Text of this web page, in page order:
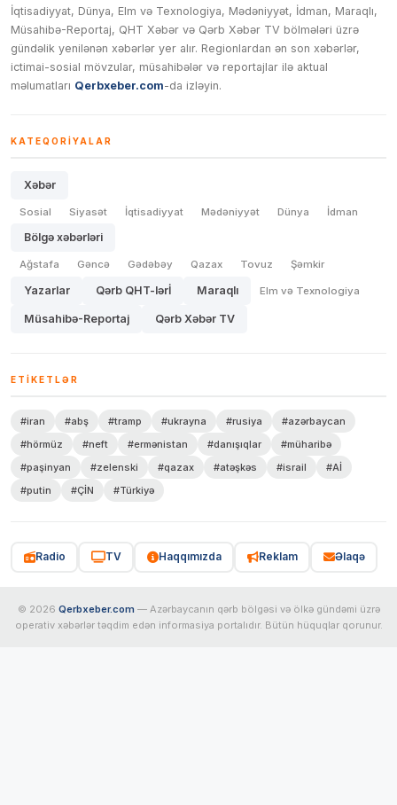
İqtisadiyyat, Dünya, Elm və Texnologiya, Mədəniyyət, İdman, Maraqlı,
Müsahibə-Reportaj, QHT Xəbər və Qərb Xəbər TV bölmələri üzrə
gündəlik yenilənən xəbərlər yer alır. Regionlardan ən son xəbərlər,
ictimai-sosial mövzular, müsahibələr və reportajlar ilə aktual
məlumatları Qerbxeber.com-da izləyin.
KATEQORIYALAR
Xəbər
Sosial Siyasət İqtisadiyyat Mədəniyyət Dünya İdman
Bölgə xəbərləri
Ağstafa Gəncə Gədəbəy Qazax Tovuz Şəmkir
Yazarlar Qərb QHT-lərİ Maraqlı Elm və Texnologiya
Müsahibə-Reportaj Qərb Xəbər TV
ETIKETLƏR
#iran #abş #tramp #ukrayna #rusiya
#azərbaycan
#hörmüz
#neft #ermənistan #danışıqlar
#müharibə
#paşinyan
#zelenski #qazax #atəşkəs #israil
#Aİ
#putin
#ÇİN #Türkiyə
Radio TV Haqqımızda Reklam Əlaqə
© 2026 Qerbxeber.com — Azərbaycanın qərb bölgəsi və ölkə gündəmi üzrə
operativ xəbərlər təqdim edən informasiya portalıdır. Bütün hüquqlar qorunur.